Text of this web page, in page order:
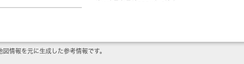
情報を元に生成した参考情報です。